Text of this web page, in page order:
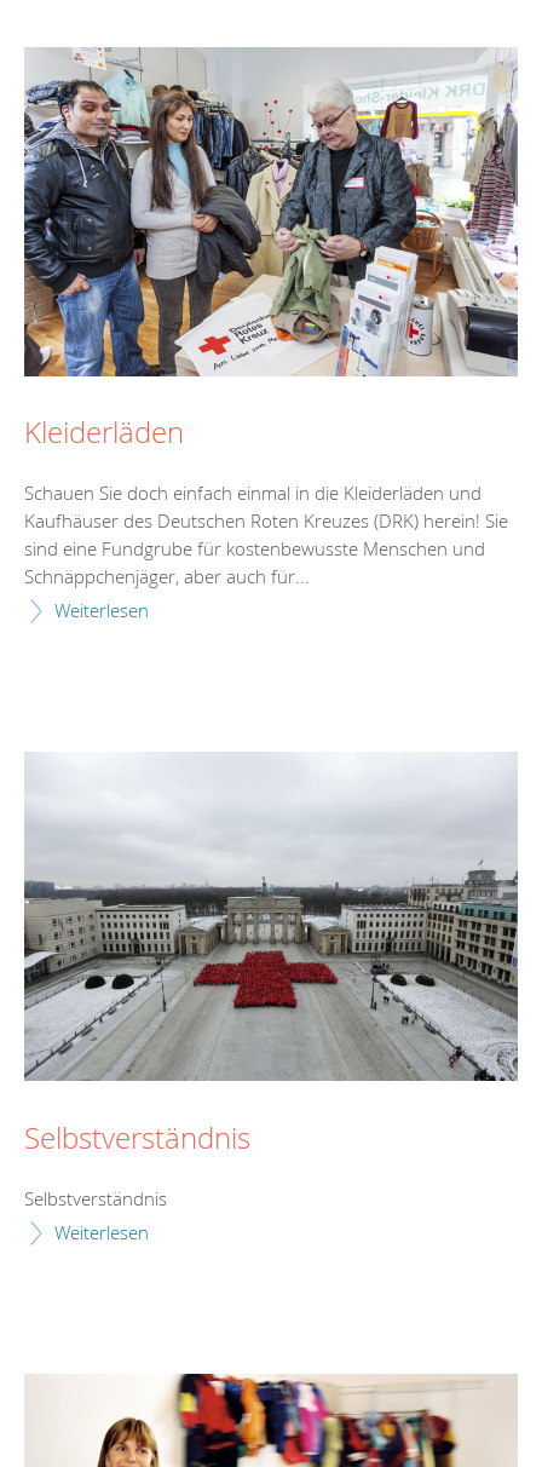
Kleiderläden
Schauen Sie doch einfach einmal in die Kleiderläden und
Kaufhäuser des Deutschen Roten Kreuzes (DRK) herein! Sie
sind eine Fundgrube für kostenbewusste Menschen und
Schnäppchenjäger, aber auch für...
Weiterlesen
Selbstverständnis
Selbstverständnis
Weiterlesen